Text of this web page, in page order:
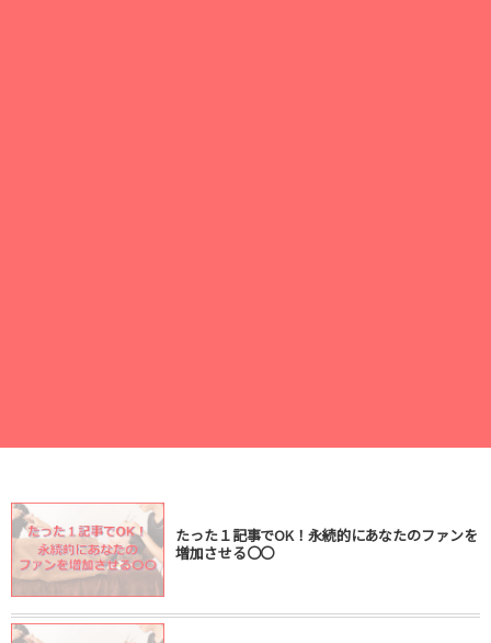
たった１記事でOK！永続的にあなたのファンを
増加させる〇〇